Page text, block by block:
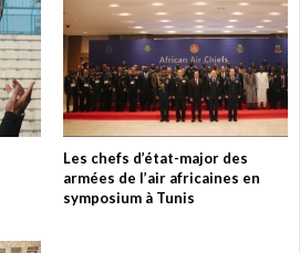
Les chefs d’état-major des
armées de l’air africaines en
symposium à Tunis